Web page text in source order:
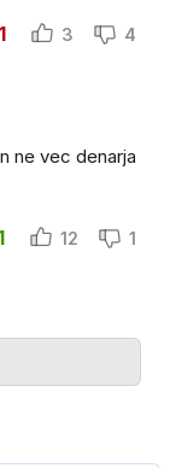
3 4
ne vec denarja
12 1